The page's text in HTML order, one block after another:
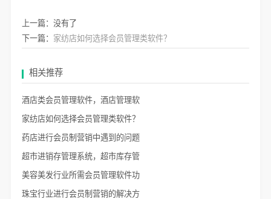
上一篇：没有了
下一篇： 家纺店如何选择会员管理类软件？
相关推荐
酒店类会员管理软件，酒店管理软
家纺店如何选择会员管理类软件？
药店进行会员制营销中遇到的问题
超市进销存管理系统，超市库存管
美容美发行业所需会员管理软件功
珠宝行业进行会员制营销的解决方